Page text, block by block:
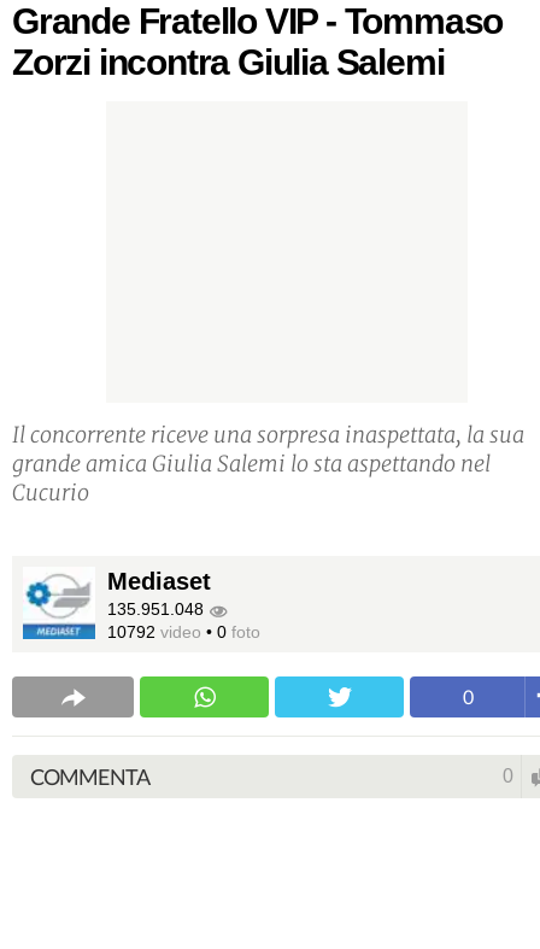
Grande Fratello VIP - Tommaso
Zorzi incontra Giulia Salemi
Il concorrente riceve una sorpresa inaspettata, la sua
grande amica Giulia Salemi lo sta aspettando nel
Cucurio
Mediaset
135.951.048
10792 video • 0 foto
0
COMMENTA 0